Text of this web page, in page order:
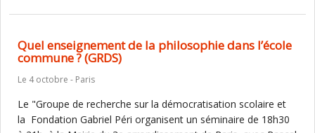
Quel enseignement de la philosophie dans l’école
commune ? (GRDS)
Le 4 octobre - Paris
Le "Groupe de recherche sur la démocratisation scolaire et
la Fondation Gabriel Péri organisent un séminaire de 18h30